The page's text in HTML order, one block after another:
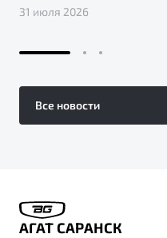
31 июля 2026
Все новости
АГАТ САРАНСК